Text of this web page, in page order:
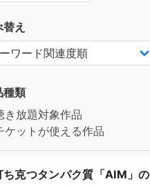
え
種類
き放題対象作品
ケットが使える作品
克つタンパク質「AIM」の